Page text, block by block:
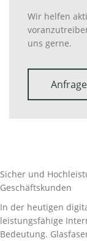
Wir helfen
uns gerne.
Sicher und
Geschäftskunden
In der heutigen
leistungsfähige
Bedeutung.